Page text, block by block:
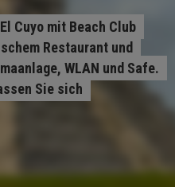
Cuyo mit Beach Club
Restaurant und
WLAN und Safe.
Sie sich